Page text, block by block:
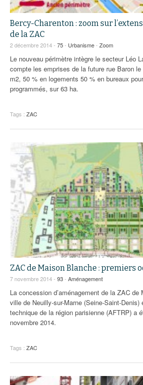
Bercy-Charenton : zoom sur
de la ZAC
2 décembre 2014 - 75- Urbanisme- Zoom
Le nouveau périmètre intègre le secteur Léo
compte les emprises de la future rue Baron
m2, 50 % en logements 50 % en bureaux
programmés, sur 63 ha.
Tags : ZAC
ZAC de Maison Blanche : premiers
7 novembre 2014 - 93- Aménagement
La concession d’aménagement de la ZAC
ville de Neuilly-sur-Marne (Seine-Saint-Denis)
technique de la région parisienne (AFTRP) a
novembre 2014.
Tags : ZAC